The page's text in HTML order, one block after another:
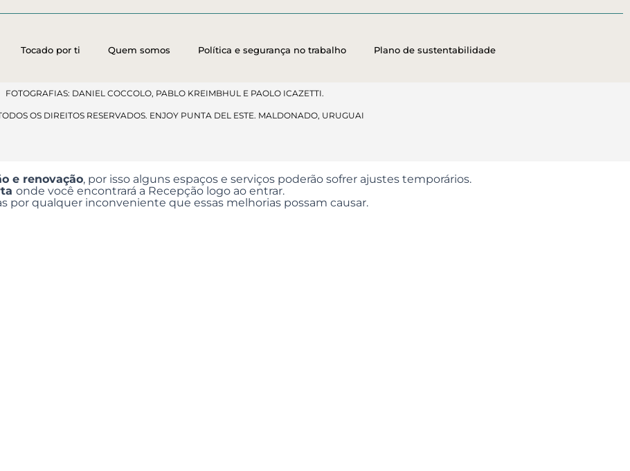
Tocado por ti Quem somos Política e segurança no trabalho Plano de sustentabilidade
FOTOGRAFIAS: DANIEL COCCOLO, PABLO KREIMBHUL E PAOLO ICAZETTI.
OS DIREITOS RESERVADOS. ENJOY PUNTA DEL ESTE. MALDONADO, URUGUAI
e renovação, por isso alguns espaços e serviços poderão sofrer ajustes temporários.
onde você encontrará a Recepção logo ao entrar.
por qualquer inconveniente que essas melhorias possam causar.